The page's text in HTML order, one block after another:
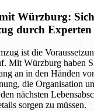
Würzburg:
durch Experten
ist die
Mit Würzburg haben
an in den Händen
die Organisation
nächsten
sorgen zu müssen.